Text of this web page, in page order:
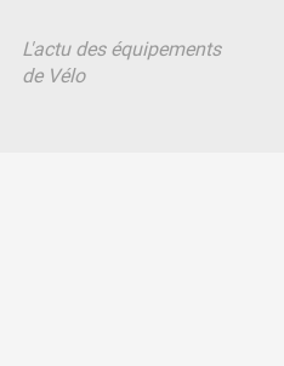
L'actu des équipements
de Vélo